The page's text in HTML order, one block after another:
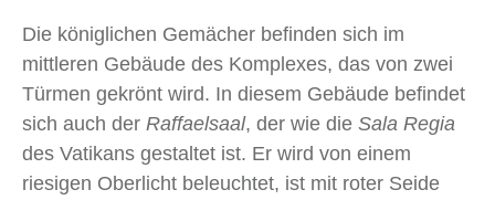
Die königlichen Gemächer befinden sich im
mittleren Gebäude des Komplexes, das von zwei
Türmen gekrönt wird. In diesem Gebäude befindet
sich auch der Raffaelsaal, der wie die Sala Regia
des Vatikans gestaltet ist. Er wird von einem
riesigen Oberlicht beleuchtet, ist mit roter Seide